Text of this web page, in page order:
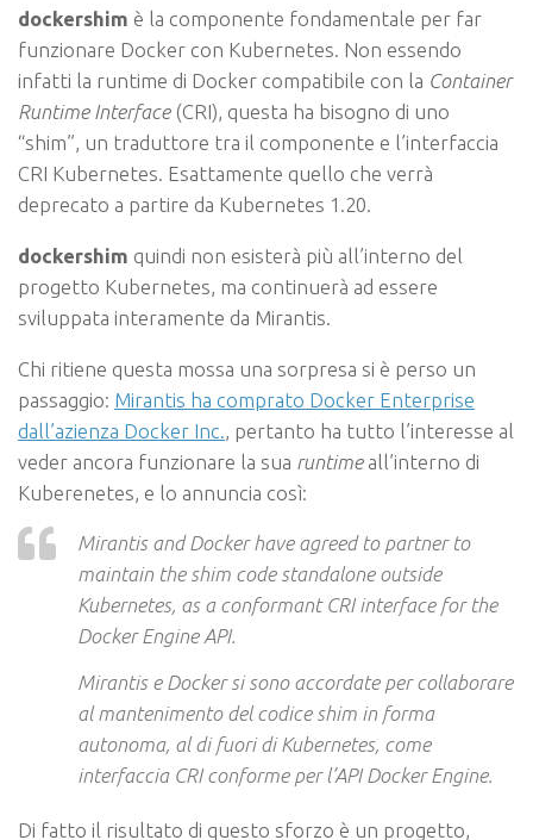
dockershim è la componente fondamentale per far
funzionare Docker con Kubernetes. Non essendo
infatti la runtime di Docker compatibile con la Container
Runtime Interface(CRI), questa ha bisogno di uno
“shim”, un traduttore tra il componente e l’interfaccia
CRI Kubernetes. Esattamente quello che verrà
deprecato a partire da Kubernetes 1.20.
dockershim quindi non esisterà più all’interno del
progetto Kubernetes, ma continuerà ad essere
sviluppata interamente da Mirantis.
Chi ritiene questa mossa una sorpresa si è perso un
passaggio: Mirantis ha comprato Docker Enterprise
dall’azienza Docker Inc.
, pertanto ha tutto l’interesse al
veder ancora funzionare la sua runtimeall’interno di
Kuberenetes, e lo annuncia così:
Mirantis and Docker have agreed to partner to
maintain the shim code standalone outside
Kubernetes, as a conformant CRI interface for the
Docker Engine API.
Mirantis e Docker si sono accordate per collaborare
al mantenimento del codice shim in forma
autonoma, al di fuori di Kubernetes, come
interfaccia CRI conforme per l’API Docker Engine.
Di fatto il risultato di questo sforzo è un progetto,